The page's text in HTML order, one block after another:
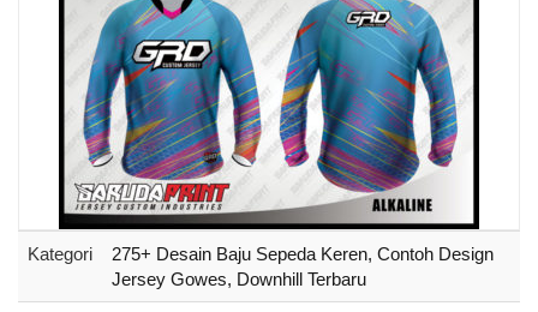
Kategori
275+ Desain Baju Sepeda Keren, Contoh Design
Jersey Gowes, Downhill Terbaru